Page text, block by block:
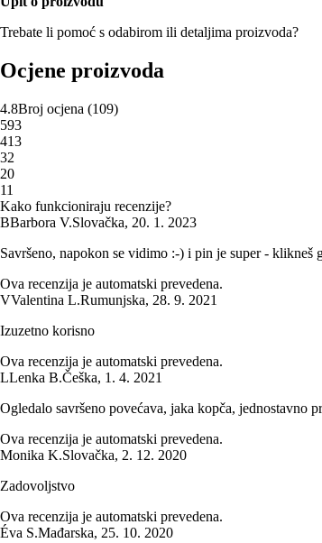
Trebate li pomoć s odabirom ili detaljima proizvoda?
Ocjene proizvoda
4.8Broj ocjena (109)
593
413
32
20
11
Kako funkcioniraju recenzije?
BBarbora V.Slovačka, 20. 1. 2023
Savršeno, napokon se vidimo :-) i pin je super - klikneš
Ova recenzija je automatski prevedena.
VValentina L.Rumunjska, 28. 9. 2021
Izuzetno korisno
Ova recenzija je automatski prevedena.
LLenka B.Češka, 1. 4. 2021
Ogledalo savršeno povećava, jaka kopča, jednostavno
Ova recenzija je automatski prevedena.
Monika K.Slovačka, 2. 12. 2020
Zadovoljstvo
Ova recenzija je automatski prevedena.
Éva S.Mađarska, 25. 10. 2020